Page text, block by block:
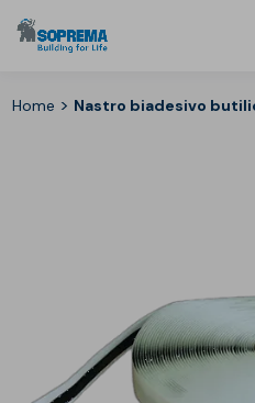
Home > Nastro biadesivo